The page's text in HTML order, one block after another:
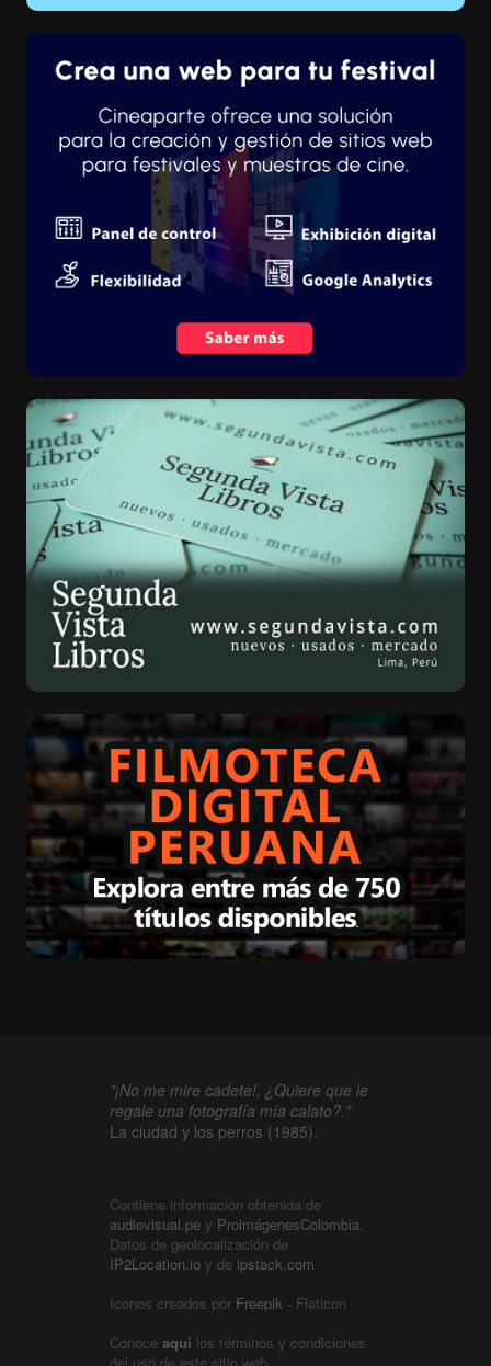
"¡No me mire cadete!, ¿Quiere que le
regale una fotografía mía calato?."
La ciudad y los perros (1985).
Contiene información obtenida de
audiovisual.pe y ProimágenesColombia.
Datos de geolocalización de
IP2Location.io y de ipstack.com
Iconos creados por Freepik - Flaticon
Conoce aquí los términos y condiciones